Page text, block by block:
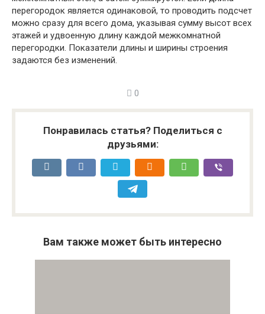
перегородок является одинаковой, то проводить подсчет
можно сразу для всего дома, указывая сумму высот всех
этажей и удвоенную длину каждой межкомнатной
перегородки. Показатели длины и ширины строения
задаются без изменений.
0
Понравилась статья? Поделиться с
друзьями:
Вам также может быть интересно